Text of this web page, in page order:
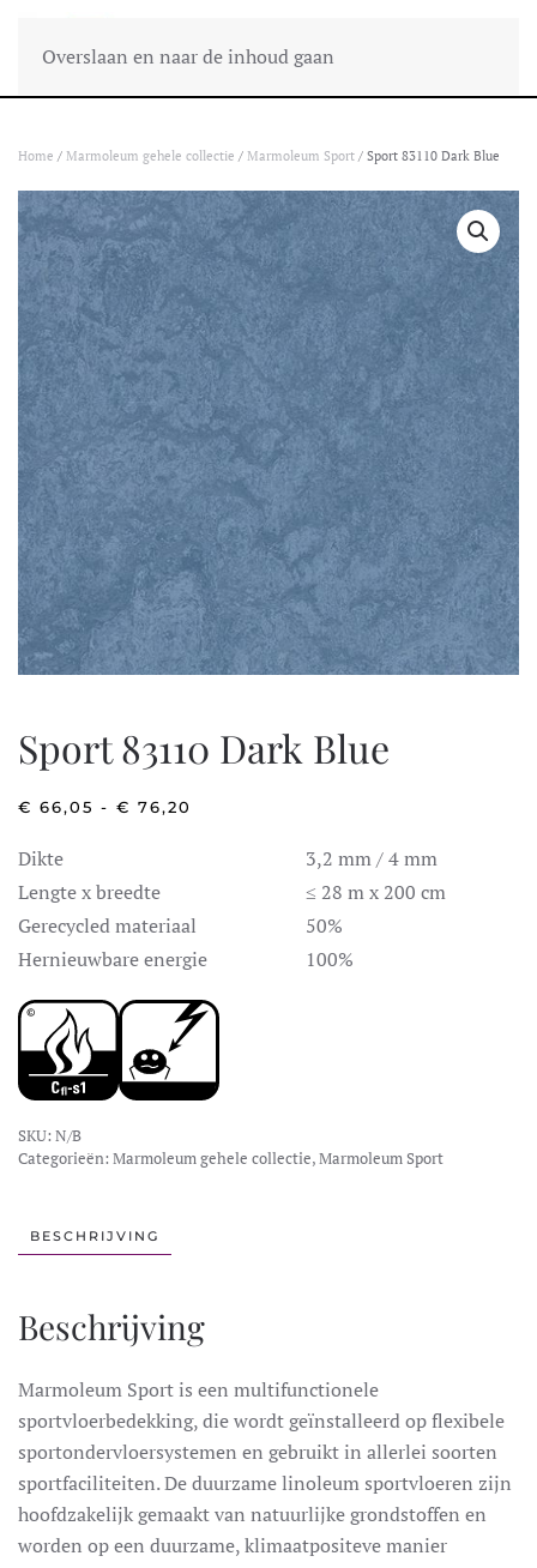
Overslaan en naar de inhoud gaan
Home / Marmoleum gehele collectie / Marmoleum Sport / Sport 83110 Dark Blue
Sport 83110 Dark Blue
€ 66,05 - € 76,20
Dikte
3,2 mm / 4 mm
Lengte x breedte
≤ 28 m x 200 cm
Gerecycled materiaal
50%
Hernieuwbare energie
100%
SKU: N/B
Categorieën: Marmoleum gehele collectie,Marmoleum Sport
BESCHRIJVING
Beschrijving
Marmoleum Sport is een multifunctionele
sportvloerbedekking, die wordt geïnstalleerd op flexibele
sportondervloersystemen en gebruikt in allerlei soorten
sportfaciliteiten. De duurzame linoleum sportvloeren zijn
hoofdzakelijk gemaakt van natuurlijke grondstoffen en
worden op een duurzame, klimaatpositeve manier